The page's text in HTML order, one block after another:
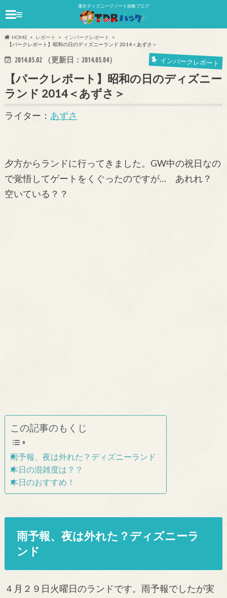
東京ディズニーリゾート攻略ブログ
≡
HOME レポート
インパークレポート
【パークレポート】昭和の日のディズニーランド 2014＜あずさ＞
2014.05.02（更新日： 2014.05.04） インパークレポート
【パークレポート】昭和の日のディズニー
ランド 2014＜あずさ＞
ライター： あずさ
夕方からランドに行ってきました。GW中の祝日なの
で覚悟してゲートをくぐったのですが… あれれ？
空いている？？
この記事のもくじ
雨予報、夜は外れた？ディズニーランド
本日の混雑度は？？
本日のおすすめ！
雨予報、夜は外れた？ディズニーラ
ンド
４月２９日火曜日のランドです。雨予報でしたが実